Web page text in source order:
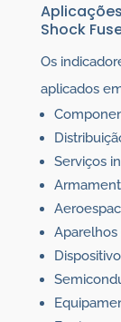
Shock
Os
aplicados
Serviços